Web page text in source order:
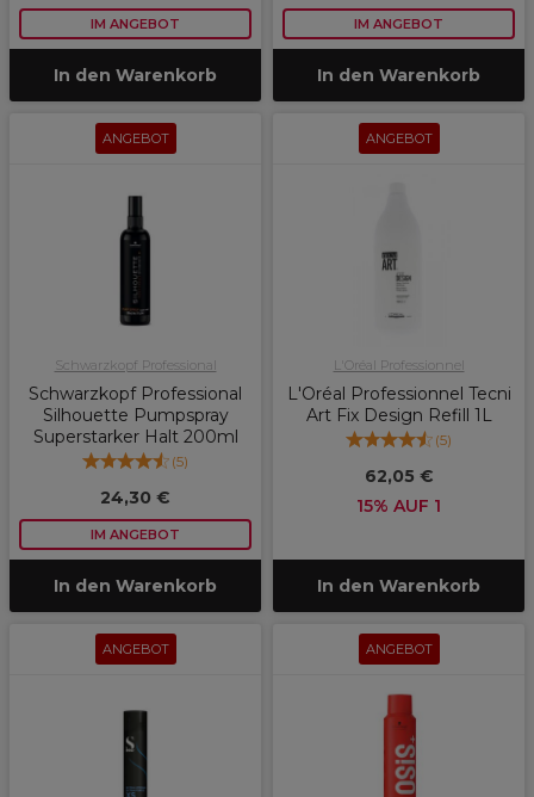
IM ANGEBOT
In den Warenkorb
IM ANGEBOT
In den Warenkorb
ANGEBOT
Schwarzkopf Professional
Schwarzkopf Professional
Silhouette Pumpspray
Superstarker Halt 200ml
(5)
24,30 €
IM ANGEBOT
In den Warenkorb
ANGEBOT
L'Oréal Professionnel
L'Oréal Professionnel Tecni
Art Fix Design Refill 1L
(5)
62,05 €
15% AUF 1
In den Warenkorb
ANGEBOT ANGEBOT